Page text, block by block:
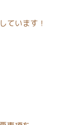
ています！